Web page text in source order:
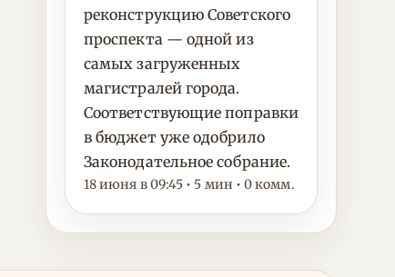
реконструкцию Советского
проспекта — одной из
самых загруженных
магистралей города.
Соответствующие поправки
в бюджет уже одобрило
Законодательное собрание.
18 июня в 09:45 • 5 мин • 0 комм.